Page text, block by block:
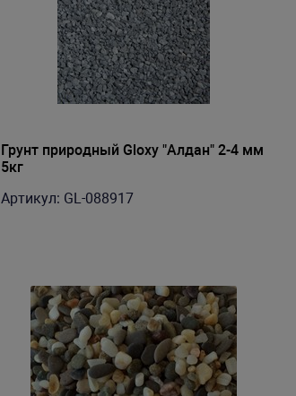
Грунт природный Gloxy "Алдан" 2-4 мм
5кг
Артикул: GL-088917